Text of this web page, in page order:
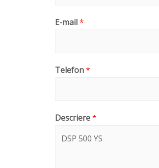
E-mail*
Telefon*
Descriere*